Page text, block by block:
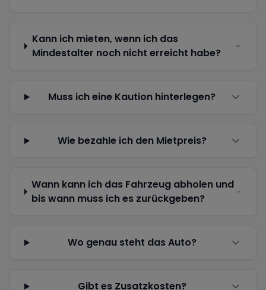
Kann ich mieten, wenn ich das
Mindestalter noch nicht erreicht habe?
Muss ich eine Kaution hinterlegen?
Wie bezahle ich den Mietpreis?
Wann kann ich das Fahrzeug abholen und
bis wann muss ich es zurückgeben?
Wo genau steht das Auto?
Gibt es Zusatzkosten?